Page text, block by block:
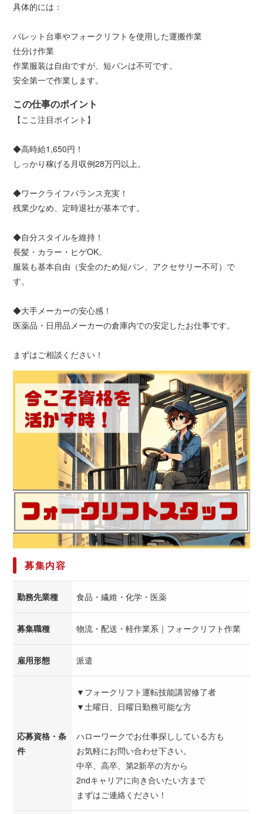
具体的には：
パレット台車やフォークリフトを使用した運搬作業
仕分け作業
作業服装は自由ですが、短パンは不可です。
安全第一で作業します。
この仕事のポイント
【ここ注目ポイント】
◆高時給1,650円！
しっかり稼げる月収例28万円以上。
◆ワークライフバランス充実！
残業少なめ、定時退社が基本です。
◆自分スタイルを維持！
長髪・カラー・ヒゲOK。
服装も基本自由（安全のため短パン、アクセサリー不可）で
す。
◆大手メーカーの安心感！
医薬品・日用品メーカーの倉庫内での安定したお仕事です。
まずはご相談ください！
募集内容
勤務先業種 食品・繊維・化学・医薬
募集職種 物流・配送・軽作業系｜フォークリフト作業
雇用形態 派遣
応募資格・条
件
▼フォークリフト運転技能講習修了者
▼土曜日、日曜日勤務可能な方
ハローワークでお仕事探ししている方も
お気軽にお問い合わせ下さい。
中卒、高卒、第2新卒の方から
2ndキャリアに向き合いたい方まで
まずはご連絡ください！